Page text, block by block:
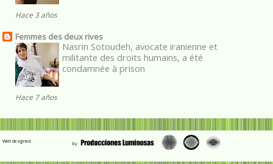
Hace 3 años
Femmes des deux rives
Nasrin Sotoudeh, avocate iranienne et
militante des droits humains, a été
condamnée à prison
Hace 7 años
Web designed